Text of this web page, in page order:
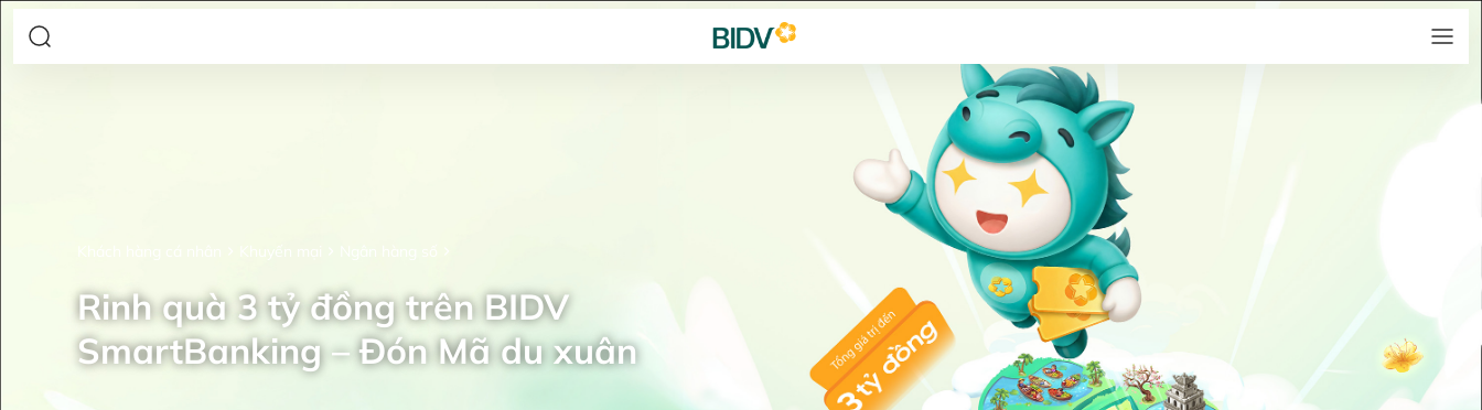
Khuyến mại Ngân hàng số
Rinh quà 3 tỷ đồng trên BIDV
SmartBanking – Đón Mã du xuân